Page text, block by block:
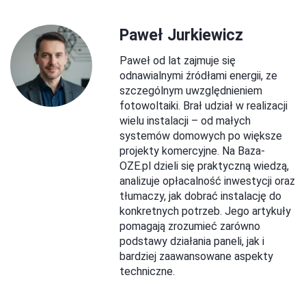
Paweł Jurkiewicz
Paweł od lat zajmuje się
odnawialnymi źródłami energii, ze
szczególnym uwzględnieniem
fotowoltaiki. Brał udział w realizacji
wielu instalacji – od małych
systemów domowych po większe
projekty komercyjne. Na Baza-
OZE.pl dzieli się praktyczną wiedzą,
analizuje opłacalność inwestycji oraz
tłumaczy, jak dobrać instalację do
konkretnych potrzeb. Jego artykuły
pomagają zrozumieć zarówno
podstawy działania paneli, jak i
bardziej zaawansowane aspekty
techniczne.